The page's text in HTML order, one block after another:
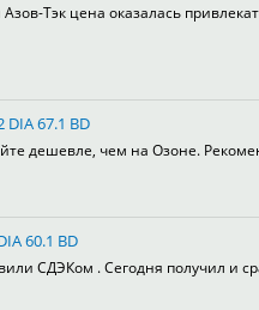
Тэк цена оказалась
DIA 67.1 BD
дешевле, чем на Озоне.
60.1 BD
СДЭКом . Сегодня получил и